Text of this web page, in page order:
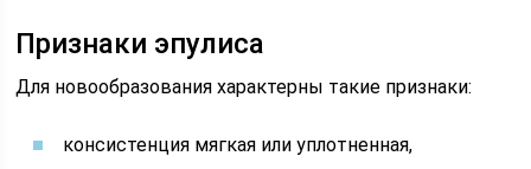
Признаки эпулиса
Для новообразования характерны такие признаки:
консистенция мягкая или уплотненная,